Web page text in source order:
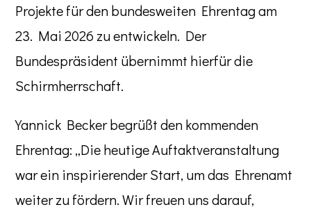
Projekte für den bundesweiten Ehrentag am
23. Mai 2026 zu entwickeln. Der
Bundespräsident übernimmt hierfür die
Schirmherrschaft.
Yannick Becker begrüßt den kommenden
Ehrentag: „Die heutige Auftaktveranstaltung
war ein inspirierender Start, um das Ehrenamt
weiter zu fördern. Wir freuen uns darauf,